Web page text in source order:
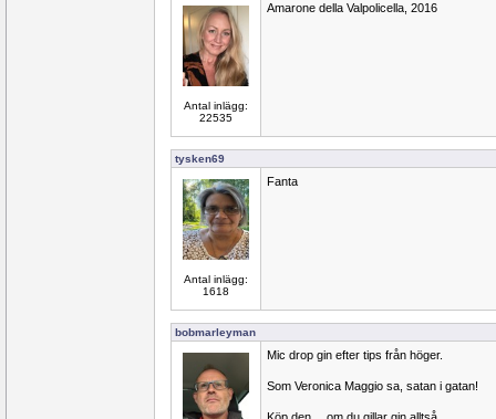
Antal inlägg:
22535
Amarone della Valpolicella, 2016
tysken69
Antal inlägg:
1618
Fanta
bobmarleyman
Mic drop gin efter tips från höger.
Som Veronica Maggio sa, satan i gatan!